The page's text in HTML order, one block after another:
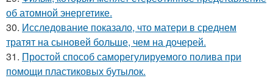
об атомной энергетике.
30. Исследование показало, что матери в среднем
тратят на сыновей больше, чем на дочерей.
31. Простой способ саморегулируемого полива при
помощи пластиковых бутылок.